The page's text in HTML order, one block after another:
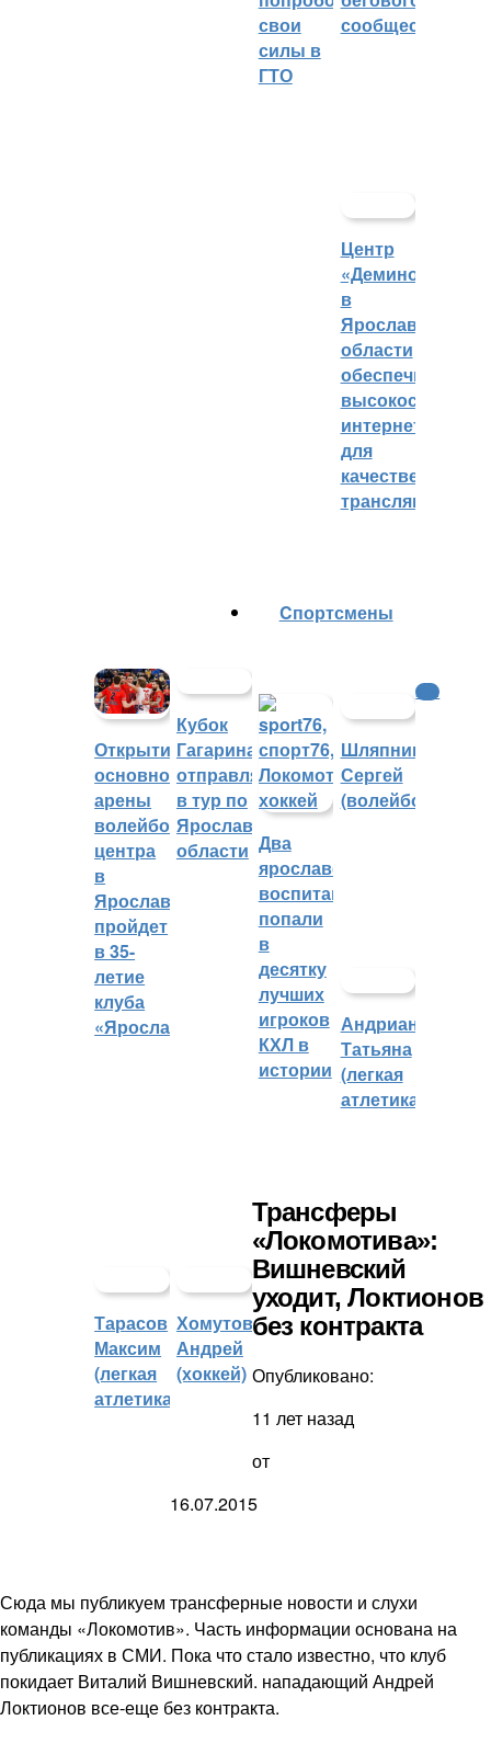
свои
силы в
ГТО
сообщества
Центр
«Демино»
в
Ярославской
области
обеспечивают
интернетом
для
качественных
трансляций
Открытие
основной
арены
волейбольного
центра
в
Ярославле
пройдет
в 35-
летие
клуба
«Ярославич»
Кубок
Гагарина
отправляется
в тур по
Ярославской
области
Cпортсмены
Два
ярославских
воспитанника
попали
в
десятку
лучших
игроков
КХЛ в
истории
Шляпников
Сергей
(волейбол)
Андрианова
Татьяна
(легкая
атлетика)
Тарасов
Максим
(легкая
атлетика)
Хомутов
Андрей
(хоккей)
КХЛ
Трансферы
«Локомотива»:
Вишневский
уходит, Локтионов
без контракта
Опубликовано:
11 лет назад
от
16.07.2015
Сюда мы публикуем трансферные новости и слухи
команды «Локомотив». Часть информации основана на
публикациях в СМИ. Пока что стало известно, что клуб
покидает Виталий Вишневский. нападающий Андрей
Локтионов все-еще без контракта.